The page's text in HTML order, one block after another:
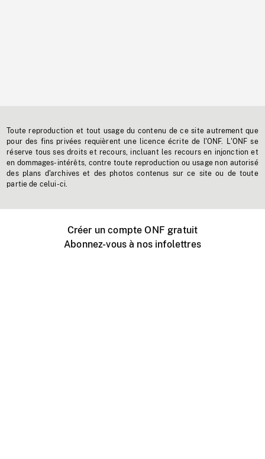
Toute reproduction et tout usage du contenu de ce site autrement que
pour des fins privées requièrent une licence écrite de l'ONF. L'ONF se
réserve tous ses droits et recours, incluant les recours en injonction et
en dommages-intérêts, contre toute reproduction ou usage non autorisé
des plans d'archives et des photos contenus sur ce site ou de toute
partie de celui-ci.
Créer un compte ONF gratuit
Abonnez-vous à nos infolettres